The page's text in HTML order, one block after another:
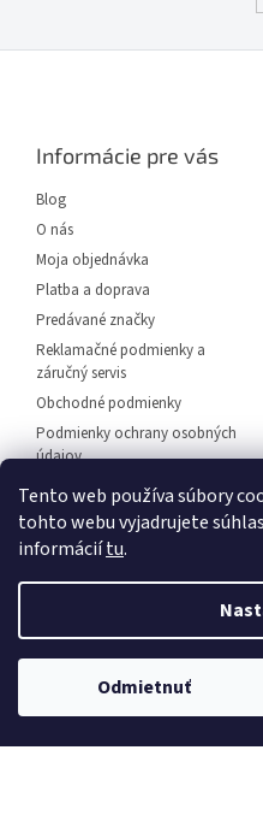
Tento web používa súbory
tohto webu vyjadrujete
informáciítu.
Odmietnuť
, 🛍️osobný odber
Informácie pre vás
Blog
O nás
Moja objednávka
Platba a doprava
Predávané značky
Reklamačné podmienky a
záručný servis
Obchodné podmienky
Podmienky ochrany osobných
údajov
Predajňa svietidiel Dunajská
Streda
Napíšte nám
Copyright 2026EuLux.sk.